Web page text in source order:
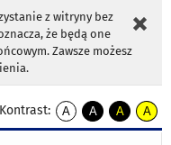
z witryny bez
że będą one
Zawsze możesz
Kontrast:
A
kontrast
A
kontrast
A
kontrast
A